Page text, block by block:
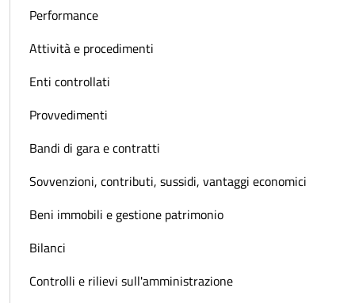
Performance
Attività e procedimenti
Enti controllati
Provvedimenti
Bandi di gara e contratti
Sovvenzioni, contributi, sussidi, vantaggi economici
Beni immobili e gestione patrimonio
Bilanci
Controlli e rilievi sull'amministrazione